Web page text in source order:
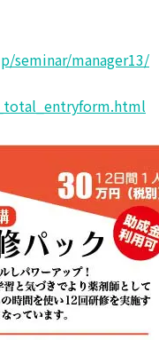
seminar/manager13/